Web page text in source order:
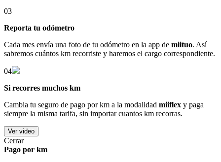
03
Reporta tu odómetro
Cada mes envía una foto de tu odómetro en la app de miituo. Así
sabremos cuántos km recorriste y haremos el cargo correspondiente.
04
Si recorres muchos km
Cambia tu seguro de pago por km a la modalidad miiflex y paga
siempre la misma tarifa, sin importar cuantos km recorras.
Ver video
Cerrar
Pago por km